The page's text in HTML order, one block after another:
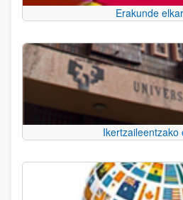
Erakunde
Ikertzaileentzako